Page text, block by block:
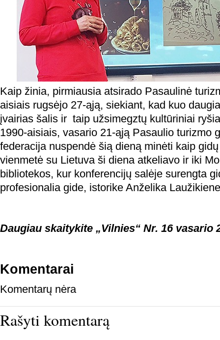
Kaip žinia, pirmiausia atsirado Pasaulinė
aisiais rugsėjo 27-ąją, siekiant, kad kuo
įvairias šalis ir taip užsimegztų kultūriniai
1990-aisiais, vasario 21-ąją Pasaulio turizmo
federacija nuspendė šią dieną minėti kaip
vienmetė su Lietuva ši diena atkeliavo ir iki
bibliotekos, kur konferencijų salėje surengta
profesionalia gide, istorike Anželika
Daugiau skaitykite „Vilnies“ Nr. 16 vasario
Komentarai
Komentarų nėra
Rašyti komentarą